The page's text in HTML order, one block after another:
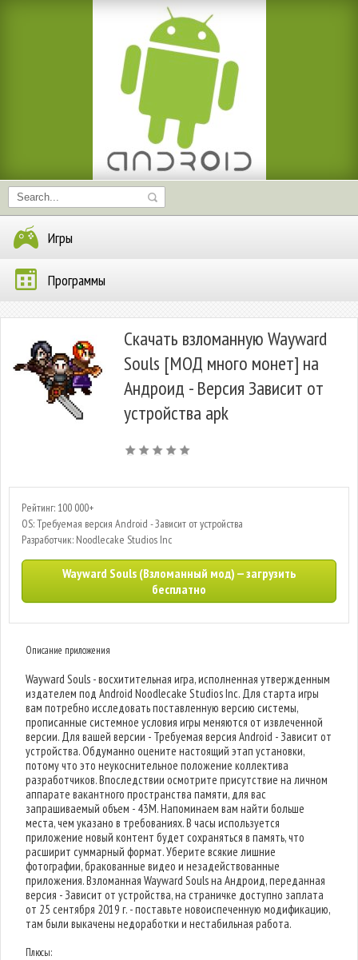
Игры
Программы
Скачать взломанную Wayward
Souls [МОД много монет] на
Андроид - Версия Зависит от
устройства apk
Рейтинг: 100 000+
OS: Требуемая версия Android - Зависит от устройства
Разработчик: Noodlecake Studios Inc
Wayward Souls (Взломанный мод) — загрузить
бесплатно
Описание приложения
Wayward Souls - восхитительная игра, исполненная утвержденным
издателем под Android Noodlecake Studios Inc. Для старта игры
вам потребно исследовать поставленную версию системы,
прописанные системное условия игры меняются от извлеченной
версии. Для вашей версии - Требуемая версия Android - Зависит от
устройства. Обдуманно оцените настоящий этап установки,
потому что это неукоснительное положение коллектива
разработчиков. Впоследствии осмотрите присутствие на личном
аппарате вакантного пространства памяти, для вас
запрашиваемый объем - 43M. Напоминаем вам найти больше
места, чем указано в требованиях. В часы используется
приложение новый контент будет сохраняться в память, что
расширит суммарный формат. Уберите всякие лишние
фотографии, бракованные видео и незадействованные
приложения. Взломанная Wayward Souls на Андроид, переданная
версия - Зависит от устройства, на страничке доступно заплата
от 25 сентября 2019 г. - поставьте новоиспеченную модификацию,
там были выкачены недоработки и нестабильная работа.
Плюсы: